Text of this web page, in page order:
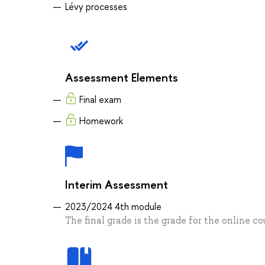
Lévy processes
Assessment Elements
Final exam
Homework
Interim Assessment
2023/2024 4th module
The final grade is the grade for the online